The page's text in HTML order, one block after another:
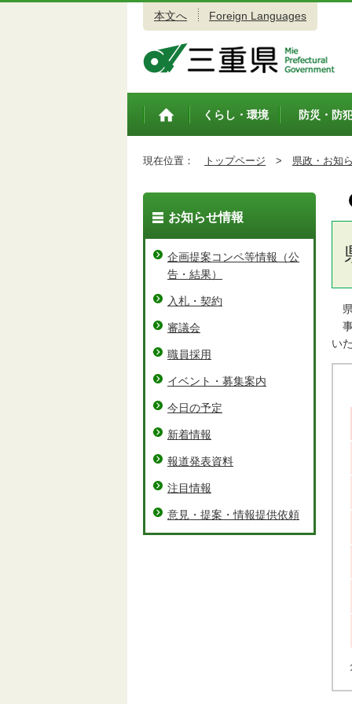
本文へ Foreign Languages
トップペ
くらし・環境 防災・防
現在位置： トップページ > 県政・お知
県
事
い
お知らせ情報
企画提案コンペ等情報（公
告・結果）
入札・契約
審議会
職員採用
イベント・募集案内
今日の予定
新着情報
報道発表資料
注目情報
意見・提案・情報提供依頼